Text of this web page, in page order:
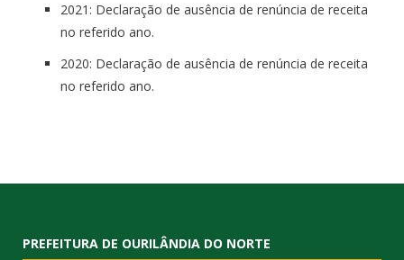
2021: Declaração de ausência de renúncia de receita
no referido ano.
2020: Declaração de ausência de renúncia de receita
no referido ano.
PREFEITURA DE OURILÂNDIA DO NORTE